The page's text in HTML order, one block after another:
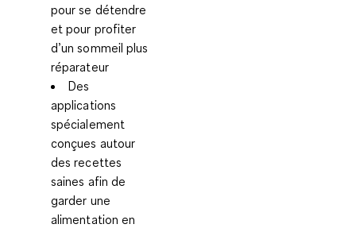
pour se détendre
et pour profiter
d’un sommeil plus
réparateur
Des
applications
spécialement
conçues autour
des recettes
saines afin de
garder une
alimentation en